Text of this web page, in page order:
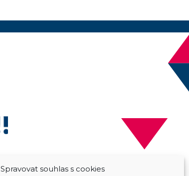
Spravovat souhlas s cookies